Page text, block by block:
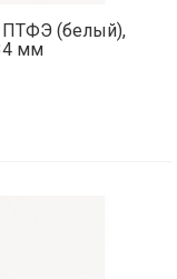
ПТФЭ (белый),
мм